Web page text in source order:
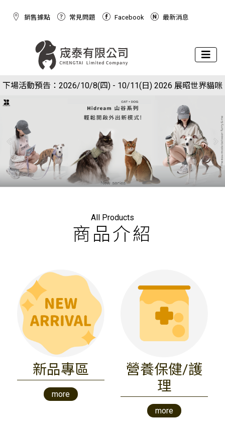
銷售據點 常見問題 Facebook 最新消息
下場活動預告：2026/10/8(四) - 10/11(日) 2026 展昭世界貓咪
現在於官網下單就送狗狗潔牙棉球玩具(下單備註免費索取潔牙
球)
All Products
商品介紹
新品專區
more
營養保健/護
理
more